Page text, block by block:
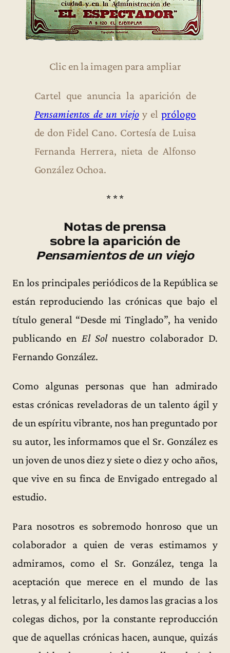
Clic en la imagen para ampliar
Cartel que anuncia la aparición de
Pensamientos de un viejoy elprólogo
de don Fidel Cano. Cortesía de Luisa
Fernanda Herrera, nieta de Alfonso
González Ochoa.
* * *
Notas de prensa
sobre la aparición de
Pensamientos de un viejo
En los principales periódicos de la República se
están reproduciendo las crónicas que bajo el
título general “Desde mi Tinglado”, ha venido
publicando en El Solnuestro colaborador D.
Fernando González.
Como algunas personas que han admirado
estas crónicas reveladoras de un talento ágil y
de un espíritu vibrante, nos han preguntado por
su autor, les informamos que el Sr. González es
un joven de unos diez y siete o diez y ocho años,
que vive en su finca de Envigado entregado al
estudio.
Para nosotros es sobremodo honroso que un
colaborador a quien de veras estimamos y
admiramos, como el Sr. González, tenga la
aceptación que merece en el mundo de las
letras, y al felicitarlo, les damos las gracias a los
colegas dichos, por la constante reproducción
que de aquellas crónicas hacen, aunque, quizás